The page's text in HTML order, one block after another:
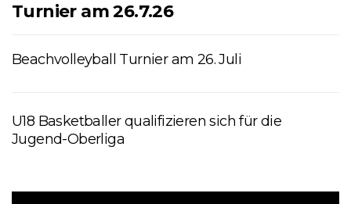
Turnier am 26.7.26
Beachvolleyball Turnier am 26. Juli
U18 Basketballer qualifizieren sich für die
Jugend-Oberliga